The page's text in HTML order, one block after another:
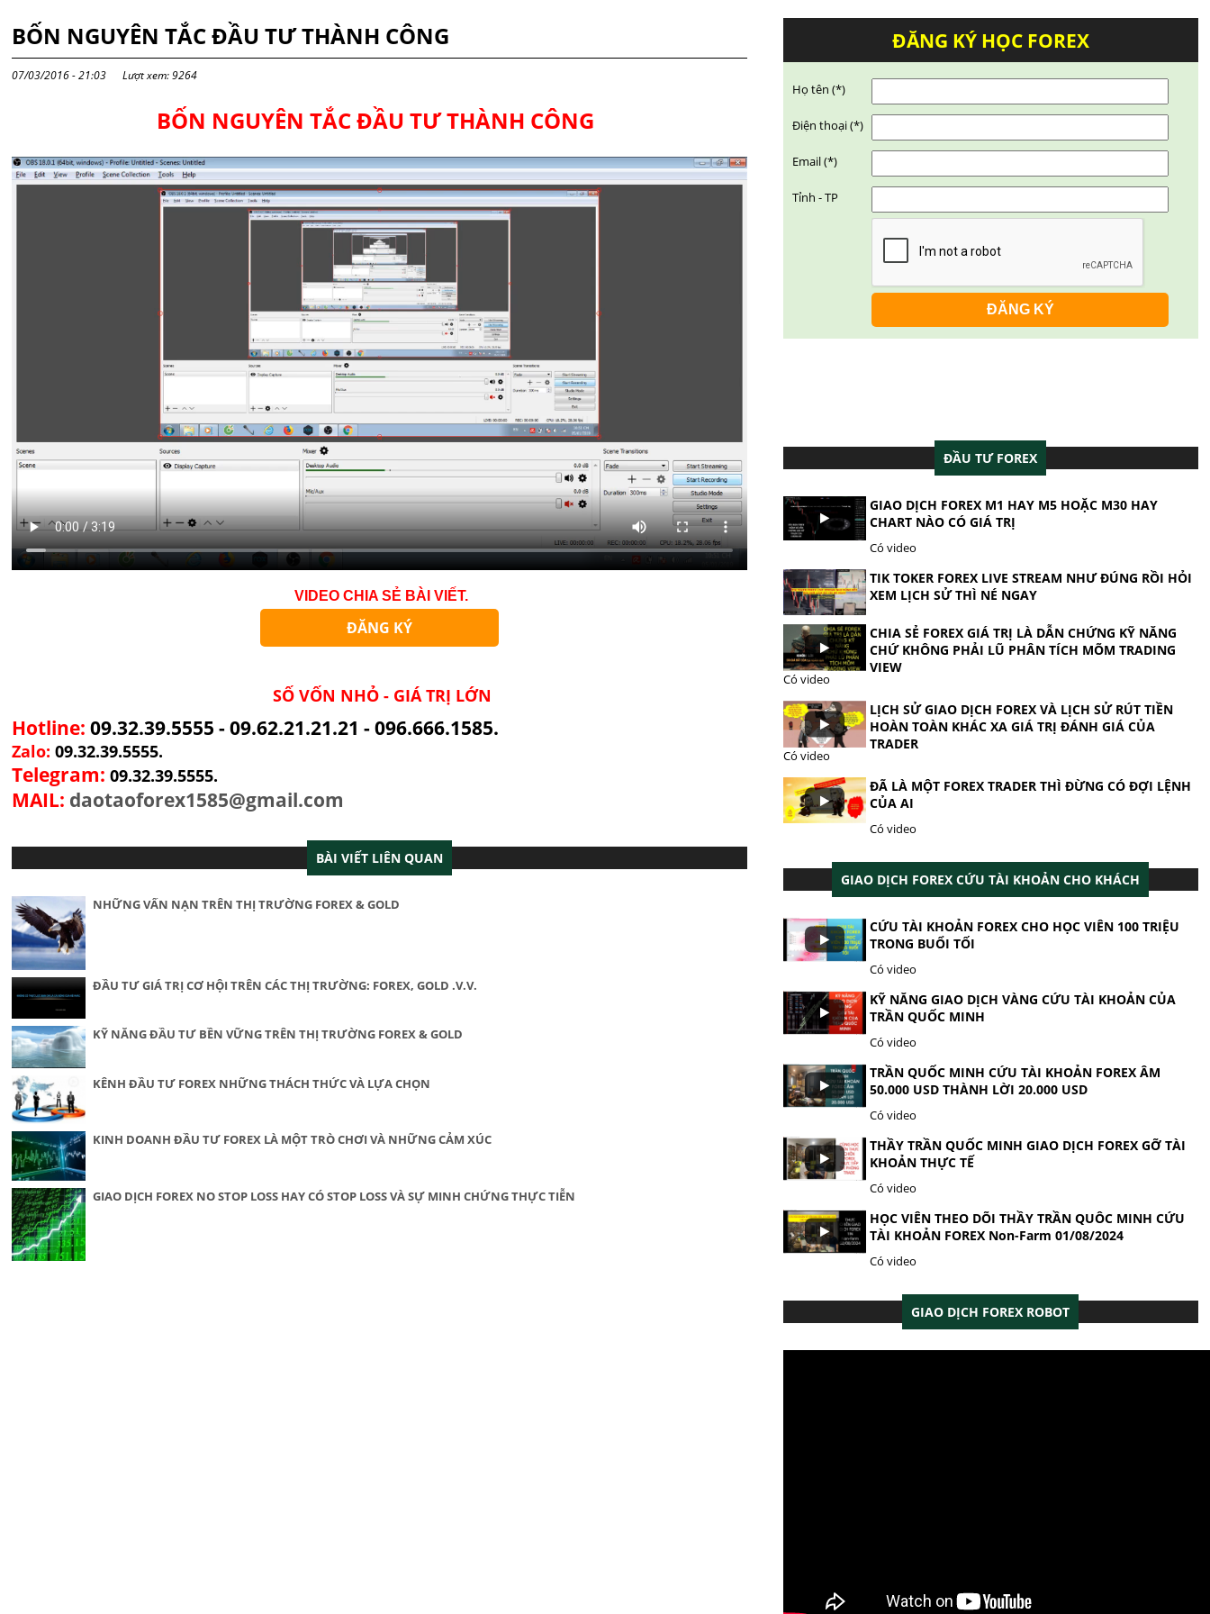
BỐN NGUYÊN TẮC ĐẦU TƯ THÀNH CÔNG
07/03/2016 - 21:03 Lượt xem: 9264
BỐN NGUYÊN TẮC ĐẦU TƯ THÀNH CÔNG
VIDEO CHIA SẺ BÀI VIẾT.
ĐĂNG KÝ
SỐ VỐN NHỎ - GIÁ TRỊ LỚN
Hotline: 09.32.39.5555 - 09.62.21.21.21 - 096.666.1585.
Zalo:09.32.39.5555.
Telegram: 09.32.39.5555.
MAIL: daotaoforex1585@gmail.com
BÀI VIẾT LIÊN QUAN
NHỮNG VẤN NẠN TRÊN THỊ TRƯỜNG FOREX & GOLD
ĐẦU TƯ GIÁ TRỊ CƠ HỘI TRÊN CÁC THỊ TRƯỜNG: FOREX, GOLD .V.V.
KỸ NĂNG ĐẦU TƯ BỀN VỮNG TRÊN THỊ TRƯỜNG FOREX & GOLD
KÊNH ĐẦU TƯ FOREX NHỮNG THÁCH THỨC VÀ LỰA CHỌN
KINH DOANH ĐẦU TƯ FOREX LÀ MỘT TRÒ CHƠI VÀ NHỮNG CẢM XÚC
GIAO DỊCH FOREX NO STOP LOSS HAY CÓ STOP LOSS VÀ SỰ MINH CHỨNG THỰC TIỄN
ĐĂNG KÝ HỌC FOREX
Họ tên (*)
Điện thoại (*)
Email (*)
Tỉnh - TP
ĐẦU TƯ FOREX
GIAO DỊCH FOREX M1 HAY M5 HOẶC M30 HAY
CHART NÀO CÓ GIÁ TRỊ
Có video
TIK TOKER FOREX LIVE STREAM NHƯ ĐÚNG RỒI HỎI
XEM LỊCH SỬ THÌ NÉ NGAY
CHIA SẺ FOREX GIÁ TRỊ LÀ DẪN CHỨNG KỸ NĂNG
CHỨ KHÔNG PHẢI LŨ PHÂN TÍCH MÕM TRADING
VIEW
Có video
LỊCH SỬ GIAO DỊCH FOREX VÀ LỊCH SỬ RÚT TIỀN
HOÀN TOÀN KHÁC XA GIÁ TRỊ ĐÁNH GIÁ CỦA
TRADER
Có video
ĐÃ LÀ MỘT FOREX TRADER THÌ ĐỪNG CÓ ĐỢI LỆNH
CỦA AI
Có video
GIAO DỊCH FOREX CỨU TÀI KHOẢN CHO KHÁCH
CỨU TÀI KHOẢN FOREX CHO HỌC VIÊN 100 TRIỆU
TRONG BUỔI TỐI
Có video
KỸ NĂNG GIAO DỊCH VÀNG CỨU TÀI KHOẢN CỦA
TRẦN QUỐC MINH
Có video
TRẦN QUỐC MINH CỨU TÀI KHOẢN FOREX ÂM
50.000 USD THÀNH LỜI 20.000 USD
Có video
THẦY TRẦN QUỐC MINH GIAO DỊCH FOREX GỠ TÀI
KHOẢN THỰC TẾ
Có video
HỌC VIÊN THEO DÕI THẦY TRẦN QUÔC MINH CỨU
TÀI KHOẢN FOREX Non-Farm 01/08/2024
Có video
GIAO DỊCH FOREX ROBOT